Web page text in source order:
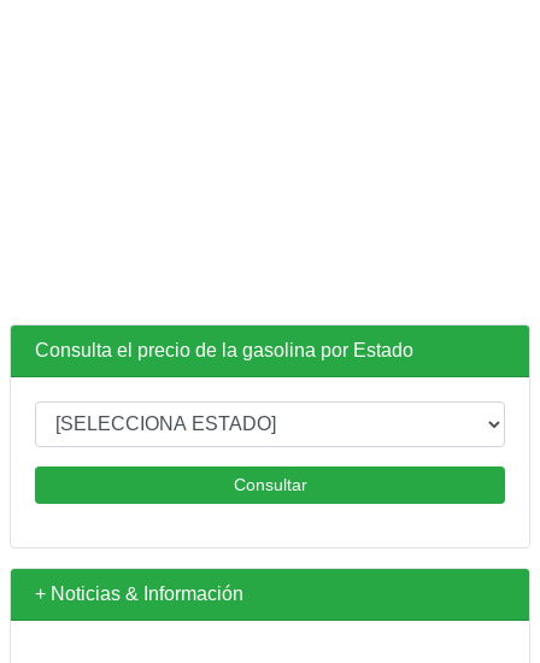
Consulta el precio de la gasolina por Estado
Consultar
+ Noticias & Información